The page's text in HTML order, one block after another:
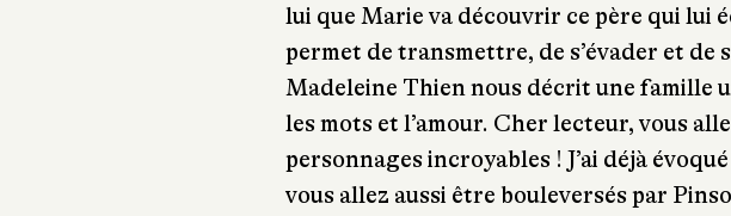
lui que Marie va découvrir ce père qui lui
permet de transmettre, de s’évader et de
Madeleine Thien nous décrit une famille
les mots et l’amour. Cher lecteur, vous
personnages incroyables ! J’ai déjà
vous allez aussi être bouleversés par